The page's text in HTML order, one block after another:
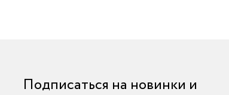
Подписаться на новинки и